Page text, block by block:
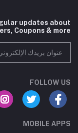
updates about
Coupons & more
FOLLOW US
MOBILE APPS